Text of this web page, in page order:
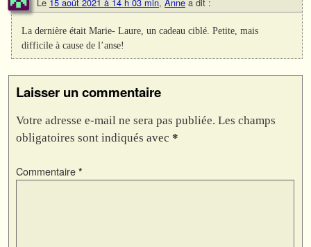
Le 15 août 2021 à 14 h 03 min, Anne a dit :
La dernière était Marie- Laure, un cadeau ciblé. Petite, mais
difficile à cause de l’anse!
Laisser un commentaire
Votre adresse e-mail ne sera pas publiée. Les champs
obligatoires sont indiqués avec *
Commentaire *